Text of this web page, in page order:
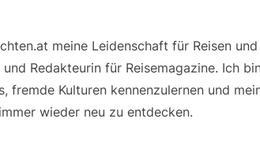
meine Leidenschaft für Reisen
Redakteurin für Reisemagazine. Ich
fremde Kulturen kennenzulernen und
wieder neu zu entdecken.